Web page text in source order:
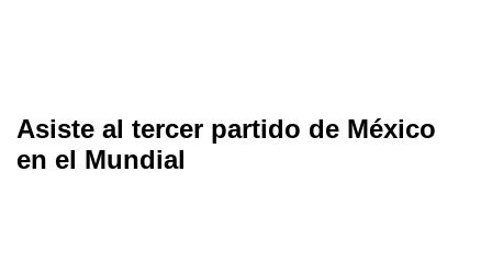
Asiste al tercer partido de México
en el Mundial